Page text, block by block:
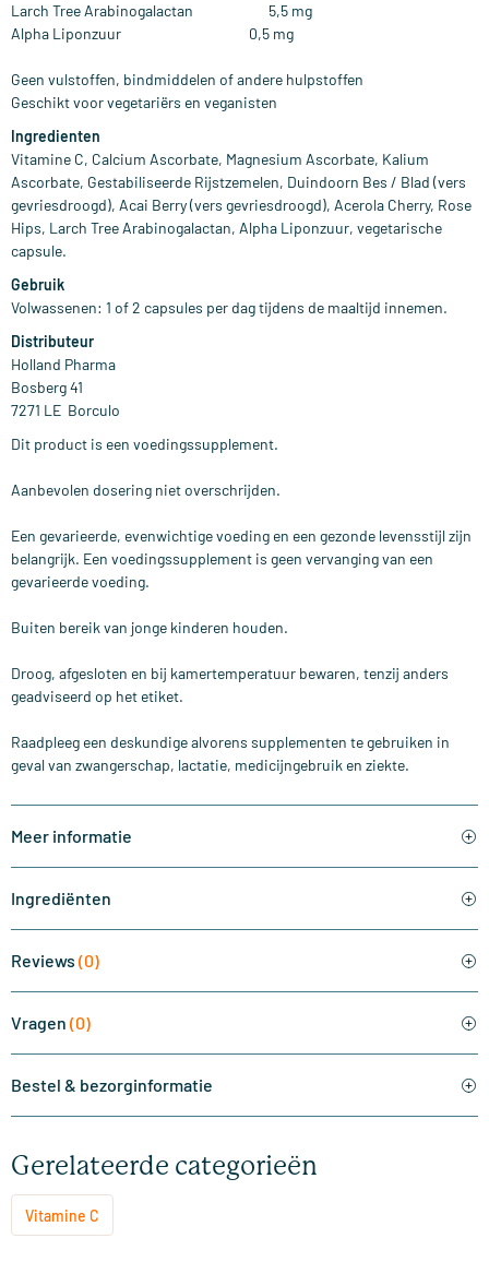
Larch Tree Arabinogalactan 5,5 mg
Alpha Liponzuur 0,5 mg
Geen vulstoffen, bindmiddelen of andere hulpstoffen
Geschikt voor vegetariërs en veganisten
Ingredienten
Vitamine C, Calcium Ascorbate, Magnesium Ascorbate, Kalium
Ascorbate, Gestabiliseerde Rijstzemelen, Duindoorn Bes / Blad (vers
gevriesdroogd), Acai Berry (vers gevriesdroogd), Acerola Cherry, Rose
Hips, Larch Tree Arabinogalactan, Alpha Liponzuur, vegetarische
capsule.
Gebruik
Volwassenen: 1 of 2 capsules per dag tijdens de maaltijd innemen.
Distributeur
Holland Pharma
Bosberg 41
7271 LE Borculo
Dit product is een voedingssupplement.
Aanbevolen dosering niet overschrijden.
Een gevarieerde, evenwichtige voeding en een gezonde levensstijl zijn
belangrijk. Een voedingssupplement is geen vervanging van een
gevarieerde voeding.
Buiten bereik van jonge kinderen houden.
Droog, afgesloten en bij kamertemperatuur bewaren, tenzij anders
geadviseerd op het etiket.
Raadpleeg een deskundige alvorens supplementen te gebruiken in
geval van zwangerschap, lactatie, medicijngebruik en ziekte.
Meer informatie
Ingrediënten
Reviews (0)
Vragen (0)
Bestel & bezorginformatie
Gerelateerde categorieën
Vitamine C